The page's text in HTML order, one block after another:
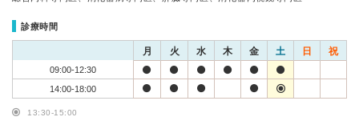
診療時間
月 火 水 木 金 土 日 祝
09:00-12:30
14:00-18:00
13:30-15:00